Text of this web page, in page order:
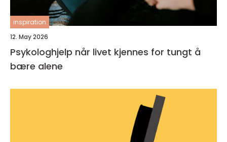
inspiration
12. May 2026
Psykologhjelp når livet kjennes for tungt å
bære alene